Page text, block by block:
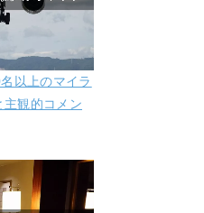
以上のマイラ
主観的コメン